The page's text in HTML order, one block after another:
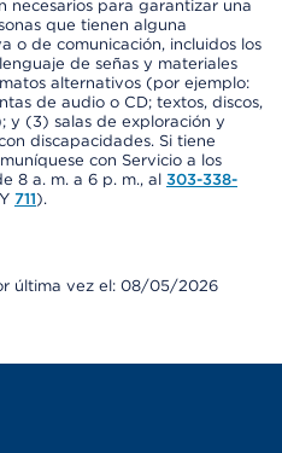
necesarios para garantizar una
que tienen alguna
o de comunicación, incluidos los
de señas y materiales
alternativos (por ejemplo:
de audio o CD; textos, discos,
y (3) salas de exploración y
discapacidades. Si tiene
con Servicio a los
8 a. m. a 6 p. m., al 303-338-
711).
última vez el: 08/05/2026